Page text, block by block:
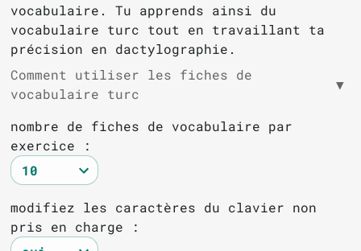
vocabulaire. Tu apprends ainsi du
vocabulaire turc tout en travaillant ta
précision en dactylographie.
Comment utiliser les fiches de
vocabulaire turc
▼
nombre de fiches de vocabulaire par
exercice :
modifiez les caractères du clavier non
pris en charge :